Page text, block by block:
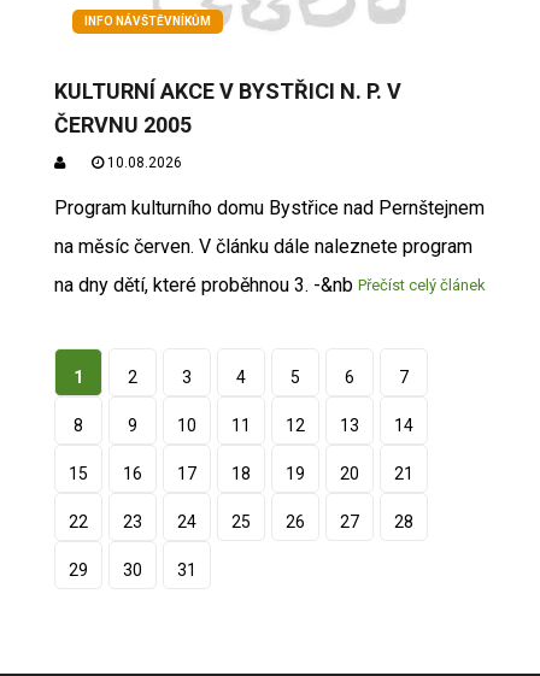
INFO NÁVŠTĚVNÍKŮM
KULTURNÍ AKCE V BYSTŘICI N. P. V
ČERVNU 2005
10.08.2026
Program kulturního domu Bystřice nad Pernštejnem
na měsíc červen. V článku dále naleznete program
na dny dětí, které proběhnou 3. -&nb Přečíst celý článek
1 2 3 4 5 6 7
8 9 10 11 12 13 14
15 16 17 18 19 20 21
22 23 24 25 26 27 28
29 30 31